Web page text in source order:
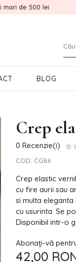
mari de 500 lei
BLOG
Crep
0 Recenzie(i)
COD: CG86
Crep elastic
cu fire aurii sau
si multa
cu usurinta. Se
Disponibil intr-o
Abonați-vă
42,00